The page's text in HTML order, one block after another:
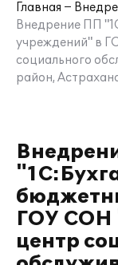
Главная
Внедрение ПП
учреждений" в
социального
район,
ГОУ СОН
центр